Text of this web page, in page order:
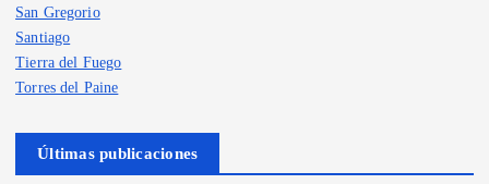
San Gregorio
Santiago
Tierra del Fuego
Torres del Paine
Últimas publicaciones